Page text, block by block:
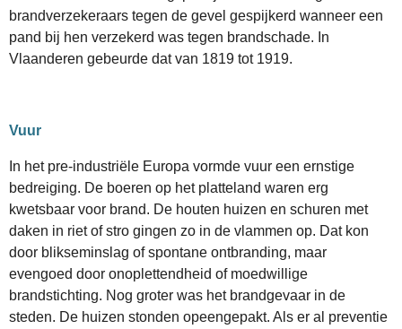
brandverzekeraars tegen de gevel gespijkerd wanneer een
pand bij hen verzekerd was tegen brandschade. In
Vlaanderen gebeurde dat van 1819 tot 1919.
Vuur
In het pre-industriële Europa vormde vuur een ernstige
bedreiging. De boeren op het platteland waren erg
kwetsbaar voor brand. De houten huizen en schuren met
daken in riet of stro gingen zo in de vlammen op. Dat kon
door blikseminslag of spontane ontbranding, maar
evengoed door onoplettendheid of moedwillige
brandstichting. Nog groter was het brandgevaar in de
steden. De huizen stonden opeengepakt. Als er al preventie